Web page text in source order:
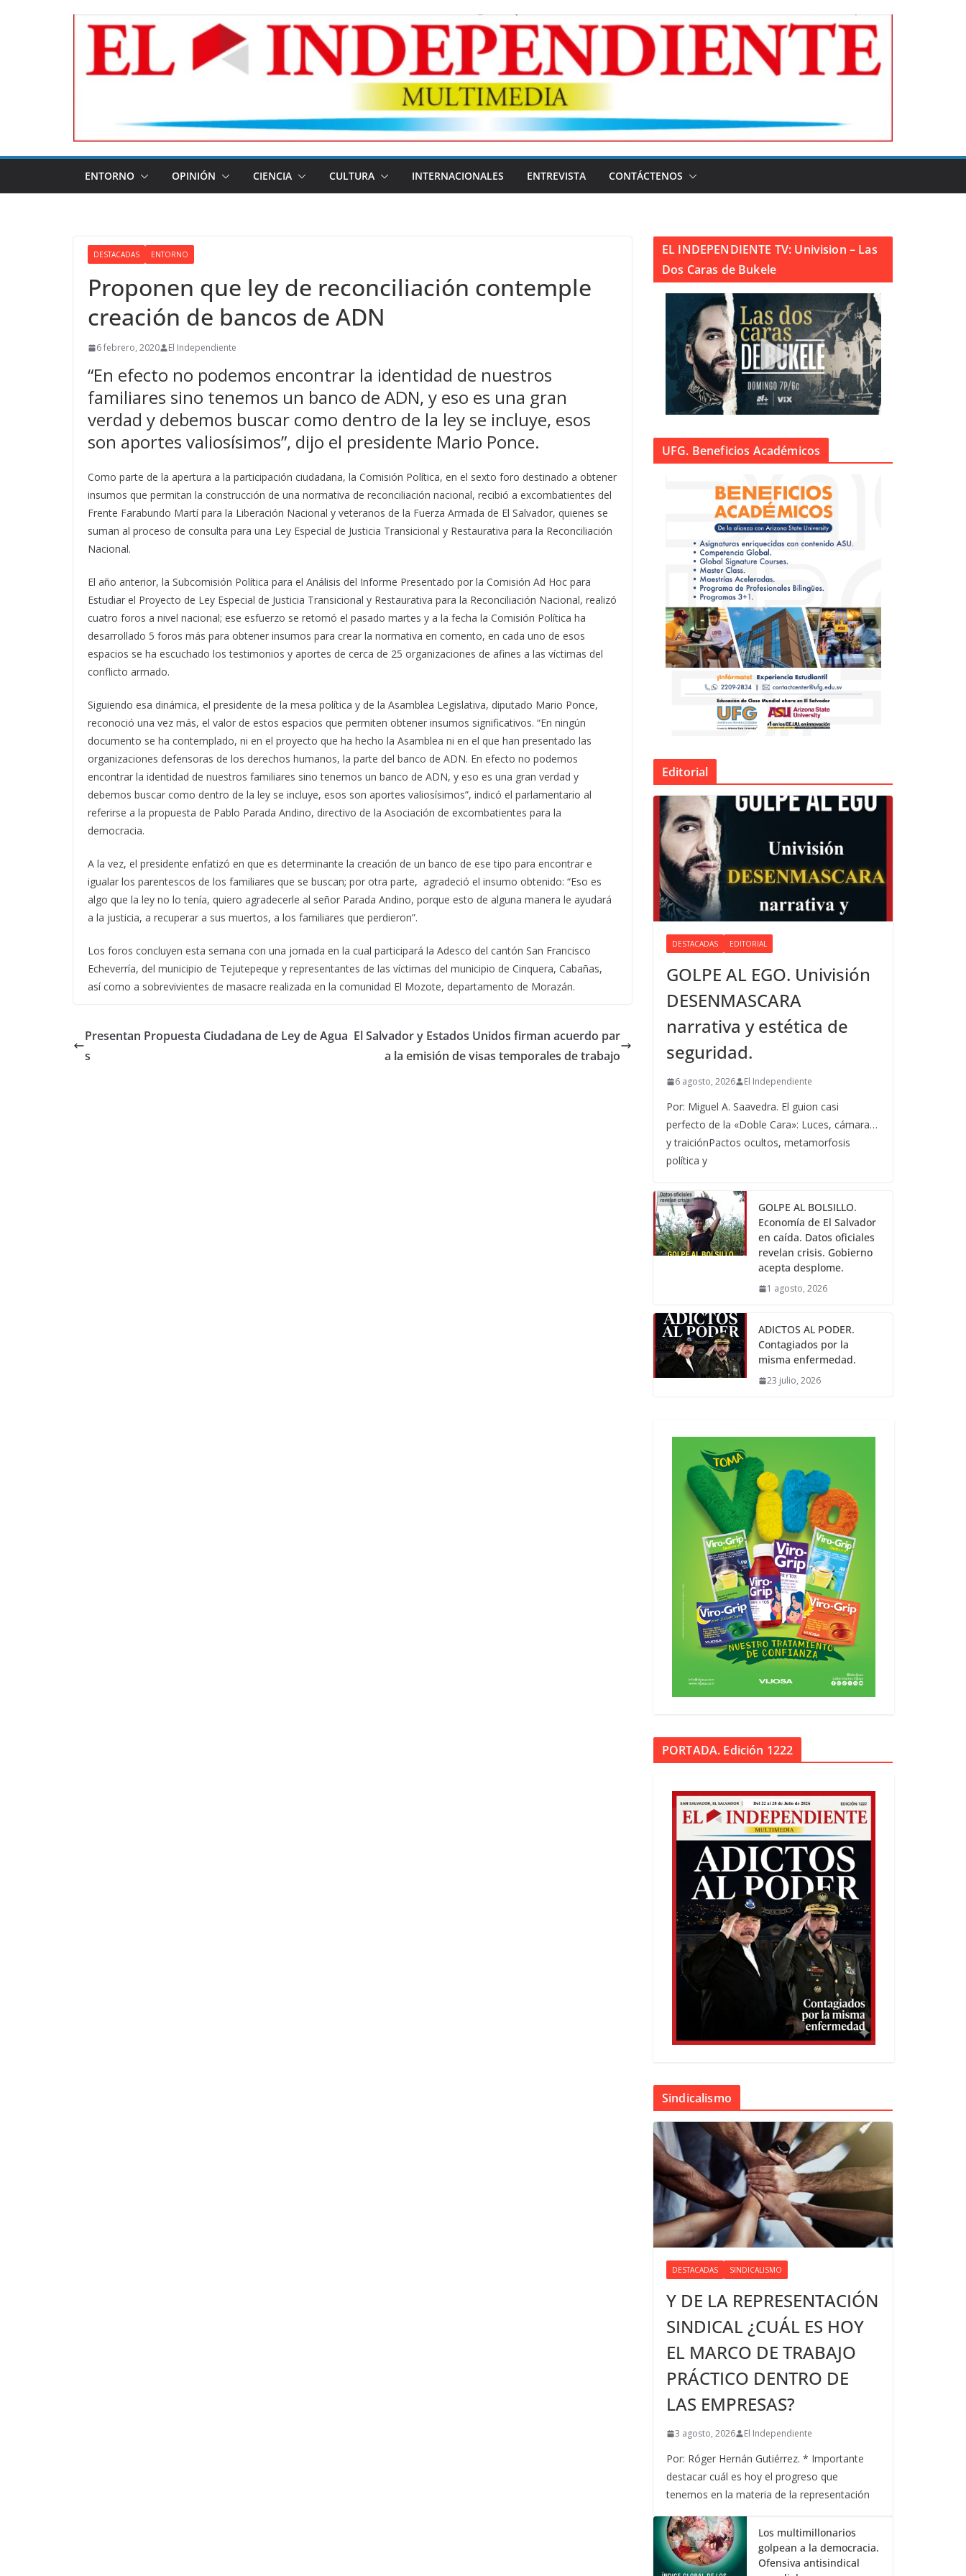
ENTORNO OPINIÓN CIENCIA CULTURA INTERNACIONALES ENTREVISTA CONTÁCTENOS
DESTACADAS ENTORNO
Proponen que ley de reconciliación contemple
creación de bancos de ADN
6 febrero, 2020 El Independiente
“En efecto no podemos encontrar la identidad de nuestros
familiares sino tenemos un banco de ADN, y eso es una gran
verdad y debemos buscar como dentro de la ley se incluye, esos
son aportes valiosísimos”, dijo el presidente Mario Ponce.
Como parte de la apertura a la participación ciudadana, la Comisión Política, en el sexto foro destinado a obtener
insumos que permitan la construcción de una normativa de reconciliación nacional, recibió a excombatientes del
Frente Farabundo Martí para la Liberación Nacional y veteranos de la Fuerza Armada de El Salvador, quienes se
suman al proceso de consulta para una Ley Especial de Justicia Transicional y Restaurativa para la Reconciliación
Nacional.
El año anterior, la Subcomisión Política para el Análisis del Informe Presentado por la Comisión Ad Hoc para
Estudiar el Proyecto de Ley Especial de Justicia Transicional y Restaurativa para la Reconciliación Nacional, realizó
cuatro foros a nivel nacional; ese esfuerzo se retomó el pasado martes y a la fecha la Comisión Política ha
desarrollado 5 foros más para obtener insumos para crear la normativa en comento, en cada uno de esos
espacios se ha escuchado los testimonios y aportes de cerca de 25 organizaciones de afines a las víctimas del
conflicto armado.
Siguiendo esa dinámica, el presidente de la mesa política y de la Asamblea Legislativa, diputado Mario Ponce,
reconoció una vez más, el valor de estos espacios que permiten obtener insumos significativos. “En ningún
documento se ha contemplado, ni en el proyecto que ha hecho la Asamblea ni en el que han presentado las
organizaciones defensoras de los derechos humanos, la parte del banco de ADN. En efecto no podemos
encontrar la identidad de nuestros familiares sino tenemos un banco de ADN, y eso es una gran verdad y
debemos buscar como dentro de la ley se incluye, esos son aportes valiosísimos”, indicó el parlamentario al
referirse a la propuesta de Pablo Parada Andino, directivo de la Asociación de excombatientes para la
democracia.
A la vez, el presidente enfatizó en que es determinante la creación de un banco de ese tipo para encontrar e
igualar los parentescos de los familiares que se buscan; por otra parte, agradeció el insumo obtenido: “Eso es
algo que la ley no lo tenía, quiero agradecerle al señor Parada Andino, porque esto de alguna manera le ayudará
a la justicia, a recuperar a sus muertos, a los familiares que perdieron”.
Los foros concluyen esta semana con una jornada en la cual participará la Adesco del cantón San Francisco
Echeverría, del municipio de Tejutepeque y representantes de las víctimas del municipio de Cinquera, Cabañas,
así como a sobrevivientes de masacre realizada en la comunidad El Mozote, departamento de Morazán.
Presentan Propuesta Ciudadana de Ley de Agua
s
El Salvador y Estados Unidos firman acuerdo par
a la emisión de visas temporales de trabajo
EL INDEPENDIENTE TV: Univision – Las
Dos Caras de Bukele
UFG. Beneficios Académicos
Editorial
DESTACADAS EDITORIAL
GOLPE AL EGO. Univisión
DESENMASCARA
narrativa y estética de
seguridad.
6 agosto, 2026 El Independiente
Por: Miguel A. Saavedra. El guion casi
perfecto de la «Doble Cara»: Luces, cámara…
y traiciónPactos ocultos, metamorfosis
política y
GOLPE AL BOLSILLO.
Economía de El Salvador
en caída. Datos oficiales
revelan crisis. Gobierno
acepta desplome.
1 agosto, 2026
ADICTOS AL PODER.
Contagiados por la
misma enfermedad.
23 julio, 2026
PORTADA. Edición 1222
Sindicalismo
DESTACADAS SINDICALISMO
Y DE LA REPRESENTACIÓN
SINDICAL ¿CUÁL ES HOY
EL MARCO DE TRABAJO
PRÁCTICO DENTRO DE
LAS EMPRESAS?
3 agosto, 2026 El Independiente
Por: Róger Hernán Gutiérrez. * Importante
destacar cuál es hoy el progreso que
tenemos en la materia de la representación
Los multimillonarios
golpean a la democracia.
Ofensiva antisindical